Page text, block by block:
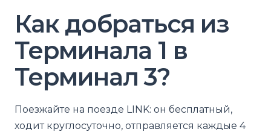
Как добраться из
Терминала 1 в
Терминал 3?
Поезжайте на поезде LINK: он бесплатный,
ходит круглосуточно, отправляется каждые 4